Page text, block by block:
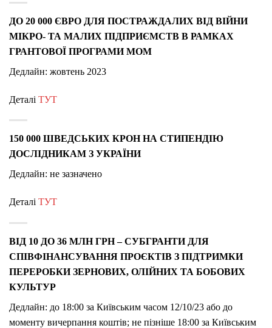
ДО 20 000 ЄВРО ДЛЯ ПОСТРАЖДАЛИХ ВІД ВІЙНИ
МІКРО- ТА МАЛИХ ПІДПРИЄМСТВ В РАМКАХ
ГРАНТОВОЇ ПРОГРАМИ МОМ
Дедлайн: жовтень 2023
Деталі ТУТ
150 000 ШВЕДСЬКИХ КРОН НА СТИПЕНДІЮ
ДОСЛІДНИКАМ З УКРАЇНИ
Дедлайн: не зазначено
Деталі ТУТ
ВІД 10 ДО 36 МЛН ГРН – СУБГРАНТИ ДЛЯ
СПІВФІНАНСУВАННЯ ПРОЄКТІВ З ПІДТРИМКИ
ПЕРЕРОБКИ ЗЕРНОВИХ, ОЛІЙНИХ ТА БОБОВИХ
КУЛЬТУР
Дедлайн: до 18:00 за Київським часом 12/10/23 або до
моменту вичерпання коштів; не пізніше 18:00 за Київським